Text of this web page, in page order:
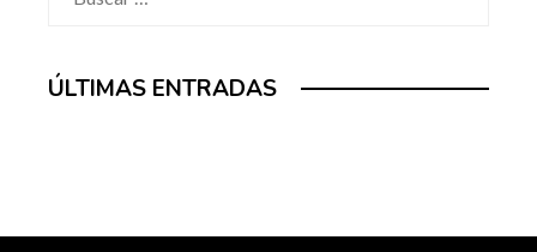
ÚLTIMAS ENTRADAS